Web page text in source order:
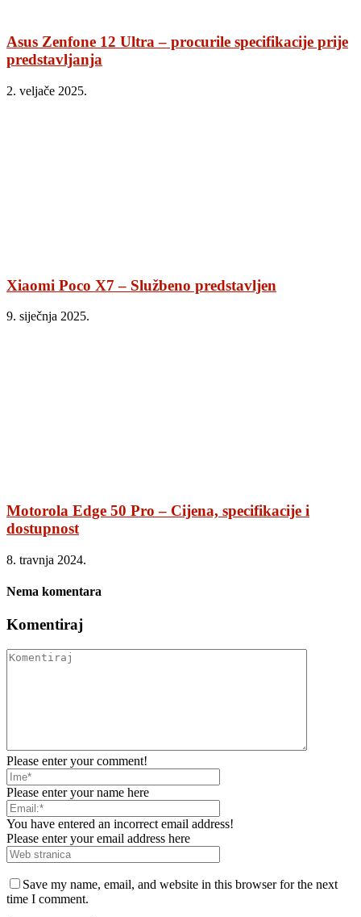
Asus Zenfone 12 Ultra – procurile specifikacije prije
predstavljanja
2. veljače 2025.
Xiaomi Poco X7 – Službeno predstavljen
9. siječnja 2025.
Motorola Edge 50 Pro – Cijena, specifikacije i
dostupnost
8. travnja 2024.
Nema komentara
Komentiraj
Please enter your comment!
Please enter your name here
You have entered an incorrect email address!
Please enter your email address here
Save my name, email, and website in this browser for the next
time I comment.